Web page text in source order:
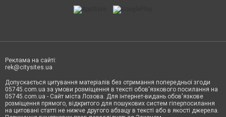
Реклама на сайті:
rek@citysites.ua
Допускається цитування матеріалів без отримання попередньої згоди
05745.com.ua за умови розміщення в тексті обов'язкового посилання на
05745.com.ua - Сайт міста Лозова. Для інтернет-видань обов'язкове
розміщення прямого, відкритого для пошукових систем гіперпосилання
на цитовані статті не нижче другого абзацу в тексті або в якості джерела.